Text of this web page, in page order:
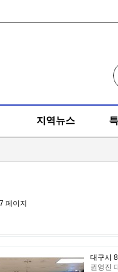
지역뉴스
페이지
대구시
권영진